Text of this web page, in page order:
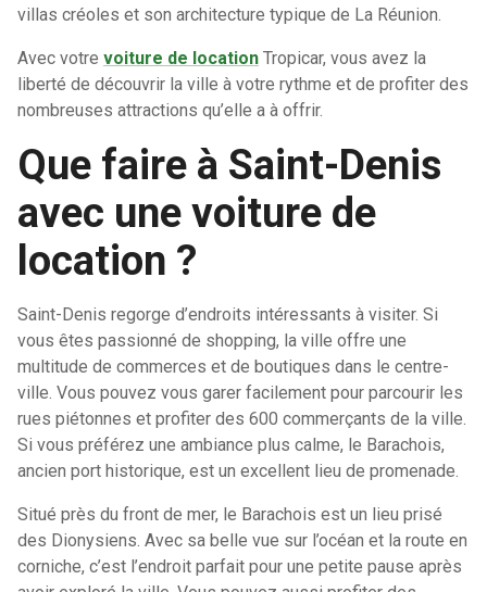
villas créoles et son architecture typique de La Réunion.
Avec votre voiture de location Tropicar, vous avez la
liberté de découvrir la ville à votre rythme et de profiter des
nombreuses attractions qu’elle a à offrir.
Que faire à Saint-Denis
avec une voiture de
location ?
Saint-Denis regorge d’endroits intéressants à visiter. Si
vous êtes passionné de shopping, la ville offre une
multitude de commerces et de boutiques dans le centre-
ville. Vous pouvez vous garer facilement pour parcourir les
rues piétonnes et profiter des 600 commerçants de la ville.
Si vous préférez une ambiance plus calme, le Barachois,
ancien port historique, est un excellent lieu de promenade.
Situé près du front de mer, le Barachois est un lieu prisé
des Dionysiens. Avec sa belle vue sur l’océan et la route en
corniche, c’est l’endroit parfait pour une petite pause après